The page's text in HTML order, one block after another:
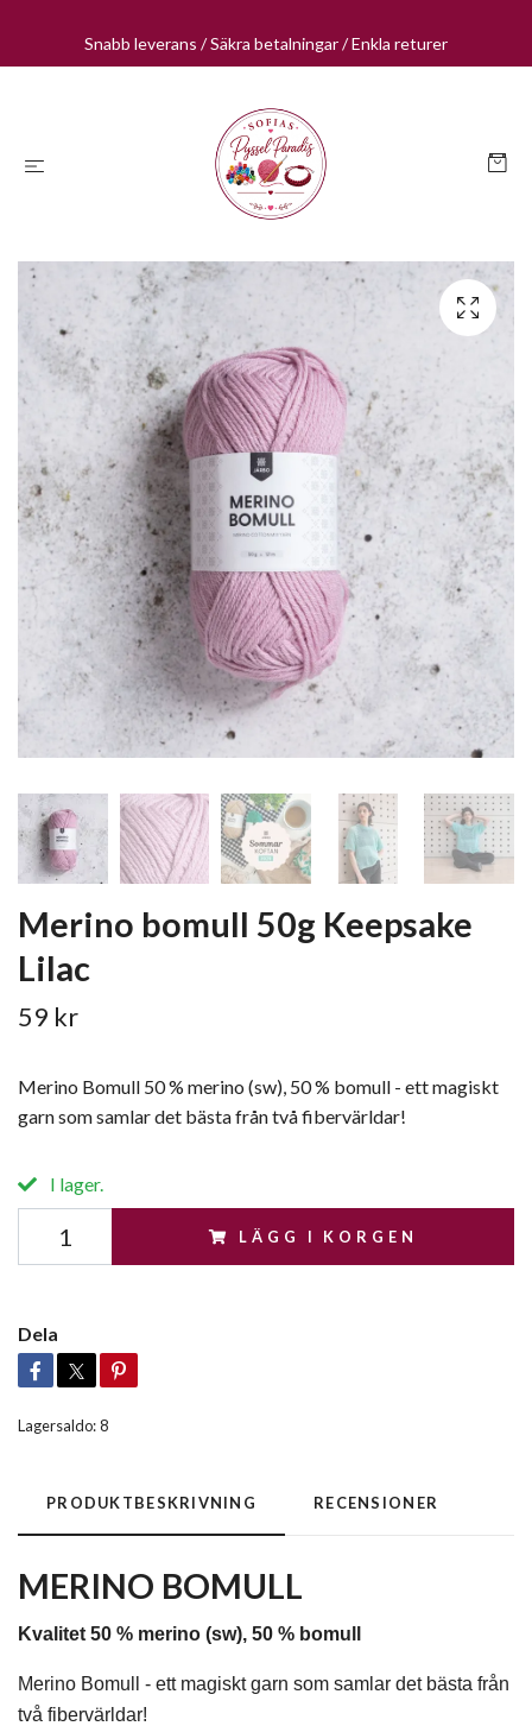
Snabb leverans / Säkra betalningar / Enkla returer
Merino bomull 50g Keepsake
Lilac
59 kr
Merino Bomull 50 % merino (sw), 50 % bomull - ett magiskt
garn som samlar det bästa från två fibervärldar!
I lager.
LÄGG I KORGEN
Dela
Lagersaldo:8
PRODUKTBESKRIVNING RECENSIONER
MERINO BOMULL
Kvalitet 50 % merino (sw), 50 % bomull
Merino Bomull - ett magiskt garn som samlar det bästa från
två fibervärldar!